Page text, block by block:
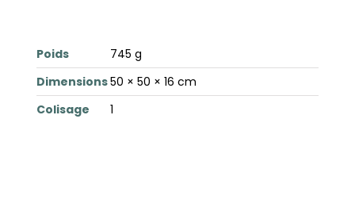
Poids
745 g
Dimensions50 × 50 × 16 cm
Colisage
1